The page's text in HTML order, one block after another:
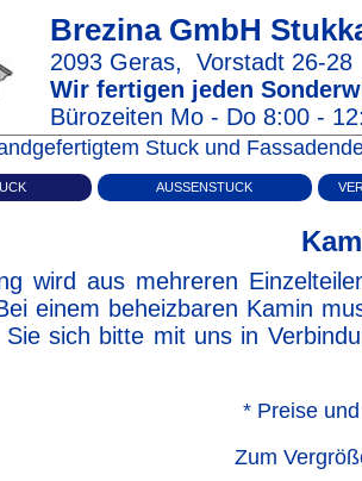
Brezina GmbH
2093 Geras, Vorstadt 26‑28
Wir fertigen jeden
Bürozeiten Mo - Do 8:00 -
Stuck und
AUSSENSTUCK
wird aus mehreren
einem beheizbaren Kamin
sich bitte mit uns in
* Preise
Zum